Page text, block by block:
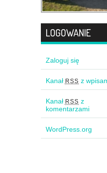
LOGOWANIE
Zaloguj się
Kanał RSS z
Kanał RSS z
komentarzami
WordPress.org